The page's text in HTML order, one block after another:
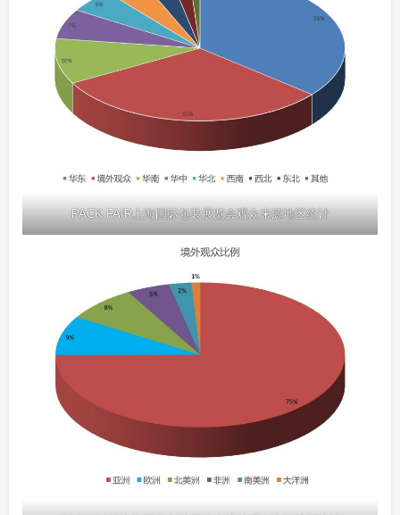
PACK FAIR上海国际包装展览会观众来源地区统计